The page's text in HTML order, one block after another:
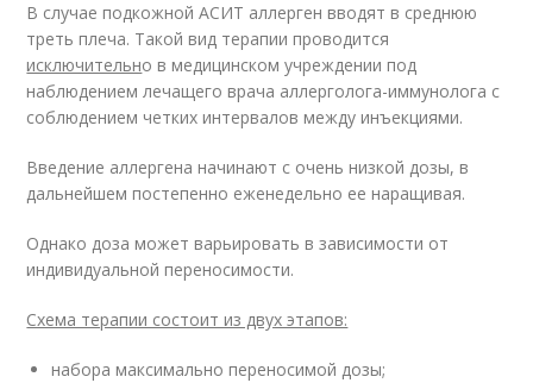
В случае подкожной АСИТ аллерген вводят в среднюю
треть плеча. Такой вид терапии проводится
исключительно в медицинском учреждении под
наблюдением лечащего врача аллерголога-иммунолога с
соблюдением четких интервалов между инъекциями.
Введение аллергена начинают с очень низкой дозы, в
дальнейшем постепенно еженедельно ее наращивая.
Однако доза может варьировать в зависимости от
индивидуальной переносимости.
Схема терапии состоит из двух этапов:
набора максимально переносимой дозы;